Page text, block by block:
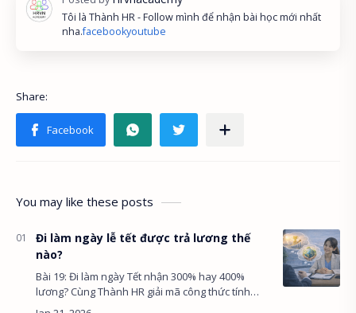
Tôi là Thành HR - Follow mình để nhận bài học mới nhất
nha.facebookyoutube
You may like these posts
Đi làm ngày lễ tết được trả lương thế
nào?
Bài 19: Đi làm ngày Tết nhận 300% hay 400%
lương? Cùng Thành HR giải mã công thức tính